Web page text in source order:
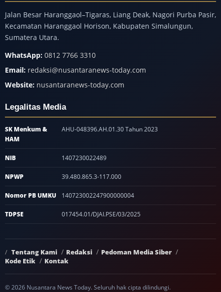
Jalan Besar Haranggaol–Tigaras, Liang Deak, Nagori Purba Pasir,
Kecamatan Haranggaol Horison, Kabupaten Simalungun,
Sumatera Utara.
WhatsApp: 0812 7766 3310
Email: redaksi@nusantaranews-today.com
Website: nusantaranews-today.com
Legalitas Media
SK Menkum &
HAM
AHU-048396.AH.01.30 Tahun 2023
NIB 1407230022489
NPWP 39.480.865.3-117.000
Nomor PB UMKU 140723002247900000004
TDPSE 017454.01/DJAI.PSE/03/2025
Tentang Kami Redaksi
Pedoman Media Siber
Kode Etik
Kontak
© 2026 Nusantara News Today. Seluruh hak cipta dilindungi.